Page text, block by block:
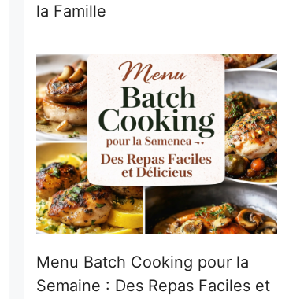
la Famille
Menu Batch Cooking pour la
Semaine : Des Repas Faciles et